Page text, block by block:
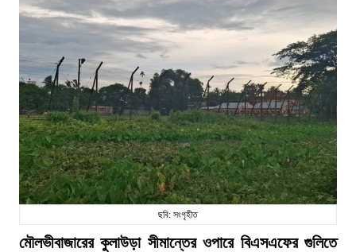
ছবি: সংগৃহীত
মৌলভীবাজারের কুলাউড়া সীমান্তের ওপারে বিএসএফের গুলিতে